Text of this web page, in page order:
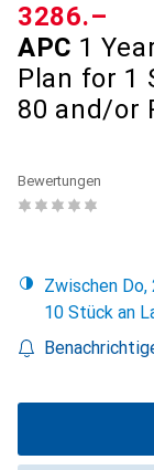
APC 1
Plan for 1
80 and/or
CHF
3286.–
Bewertungen
Zwischen
10 Stück an